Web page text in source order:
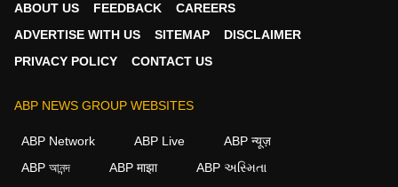
ABOUT US FEEDBACK
CAREERS
ADVERTISE WITH US
SITEMAP
DISCLAIMER
PRIVACY POLICY
CONTACT US
ABP NEWS GROUP WEBSITES
ABP Network ABP Live
ABP न्यूज़
ABP আনন্দ
ABP माझा ABP અસ્મિતા